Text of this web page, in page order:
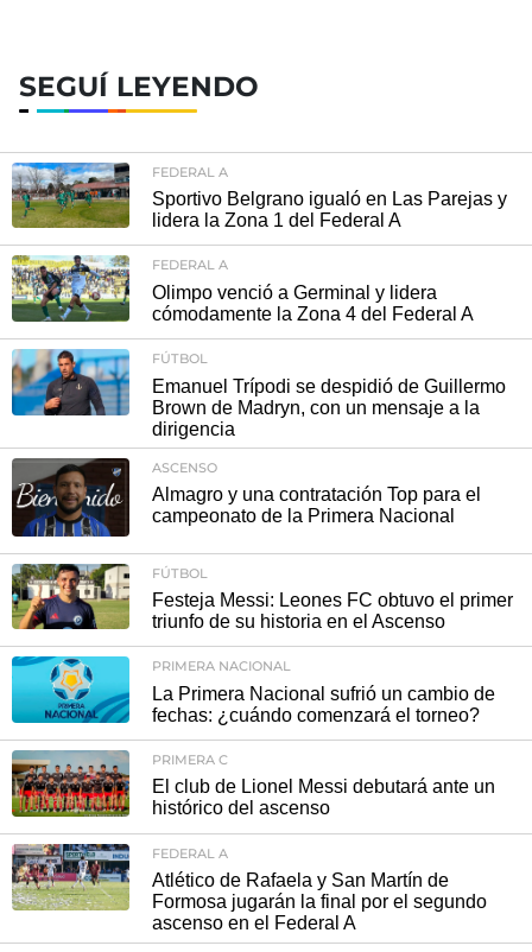
SEGUÍ LEYENDO
FEDERAL A
Sportivo Belgrano igualó en Las Parejas y
lidera la Zona 1 del Federal A
FEDERAL A
Olimpo venció a Germinal y lidera
cómodamente la Zona 4 del Federal A
FÚTBOL
Emanuel Trípodi se despidió de Guillermo
Brown de Madryn, con un mensaje a la
dirigencia
ASCENSO
Almagro y una contratación Top para el
campeonato de la Primera Nacional
FÚTBOL
Festeja Messi: Leones FC obtuvo el primer
triunfo de su historia en el Ascenso
PRIMERA NACIONAL
La Primera Nacional sufrió un cambio de
fechas: ¿cuándo comenzará el torneo?
PRIMERA C
El club de Lionel Messi debutará ante un
histórico del ascenso
FEDERAL A
Atlético de Rafaela y San Martín de
Formosa jugarán la final por el segundo
ascenso en el Federal A